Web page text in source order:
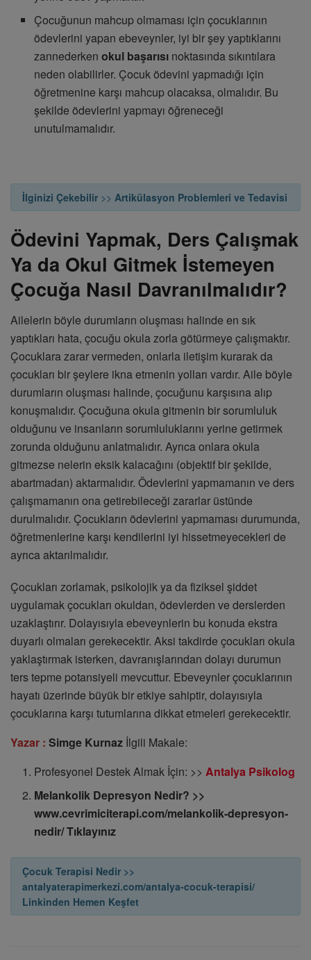
Çocuğunun mahcup olmaması için çocuklarının
ödevlerini yapan ebeveynler, iyi bir şey yaptıklarını
zannederkenokul başarısı noktasında sıkıntılara
neden olabilirler. Çocuk ödevini yapmadığı için
öğretmenine karşı mahcup olacaksa, olmalıdır. Bu
şekilde ödevlerini yapmayı öğreneceği
unutulmamalıdır.
İlginizi Çekebilir >> Artikülasyon Problemleri ve Tedavisi
Ödevini Yapmak, Ders Çalışmak
Ya da Okul Gitmek İstemeyen
Çocuğa Nasıl Davranılmalıdır?
Ailelerin böyle durumların oluşması halinde en sık
yaptıkları hata, çocuğu okula zorla götürmeye çalışmaktır.
Çocuklara zarar vermeden, onlarla iletişim kurarak da
çocukları bir şeylere ikna etmenin yolları vardır. Aile böyle
durumların oluşması halinde, çocuğunu karşısına alıp
konuşmalıdır. Çocuğuna okula gitmenin bir sorumluluk
olduğunu ve insanların sorumluluklarını yerine getirmek
zorunda olduğunu anlatmalıdır. Ayrıca onlara okula
gitmezse nelerin eksik kalacağını (objektif bir şekilde,
abartmadan) aktarmalıdır. Ödevlerini yapmamanın ve ders
çalışmamanın ona getirebileceği zararlar üstünde
durulmalıdır. Çocukların ödevlerini yapmaması durumunda,
öğretmenlerine karşı kendilerini iyi hissetmeyecekleri de
ayrıca aktarılmalıdır.
Çocukları zorlamak, psikolojik ya da fiziksel şiddet
uygulamak çocukları okuldan, ödevlerden ve derslerden
uzaklaştırır. Dolayısıyla ebeveynlerin bu konuda ekstra
duyarlı olmaları gerekecektir. Aksi takdirde çocukları okula
yaklaştırmak isterken, davranışlarından dolayı durumun
ters tepme potansiyeli mevcuttur. Ebeveynler çocuklarının
hayatı üzerinde büyük bir etkiye sahiptir, dolayısıyla
çocuklarına karşı tutumlarına dikkat etmeleri gerekecektir.
Yazar : Simge Kurnaz İlgili Makale:
Profesyonel Destek Almak İçin: >>Antalya Psikolog
Melankolik Depresyon Nedir? >>
www.cevrimiciterapi.com/melankolik-depresyon-
nedir/ Tıklayınız
Çocuk Terapisi Nedir >>
antalyaterapimerkezi.com/antalya-cocuk-terapisi/
Linkinden Hemen Keşfet